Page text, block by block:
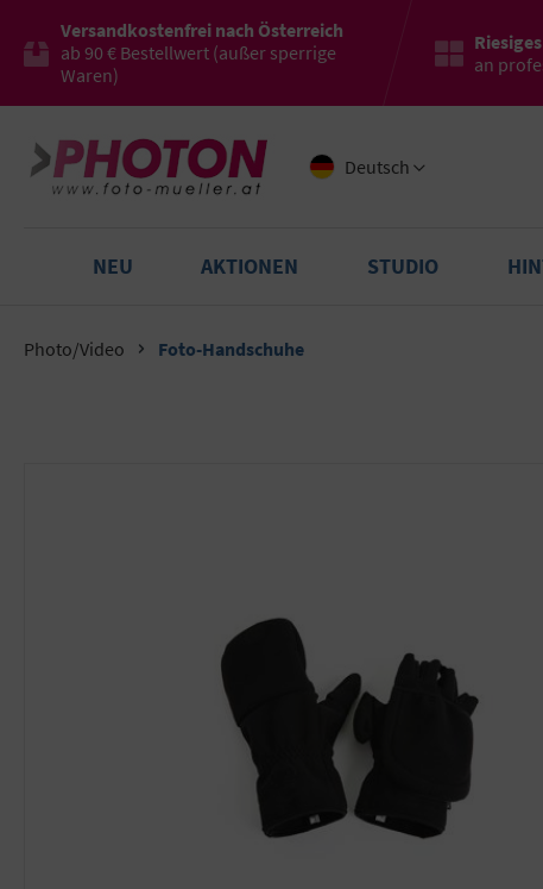
Versandkostenfrei nach Österreich
ab 90 € Bestellwert (außer sperrige
Waren)
an
Deutsch
NEU AKTIONEN STUDIO
Photo/Video Foto-Handschuhe